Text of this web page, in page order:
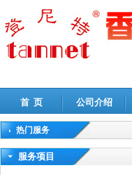
首 页 公司介绍
热门服务
高新技术企业认定审计|企业所
服务项目